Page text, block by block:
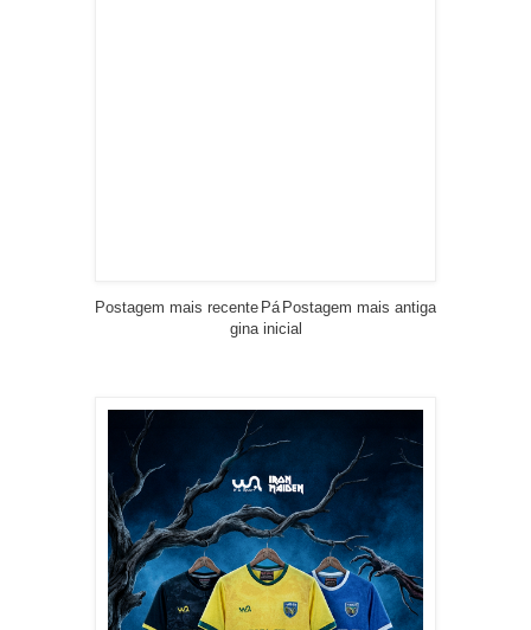
Postagem mais recente Postagem mais antiga
Pá
gina inicial